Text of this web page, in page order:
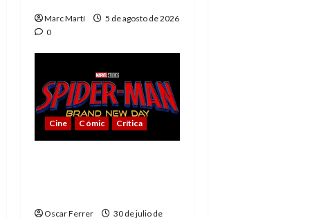
Marc Martí
5 de agosto de 2026
0
Cine Cómic Crítica
Oscar Ferrer
30 de julio de